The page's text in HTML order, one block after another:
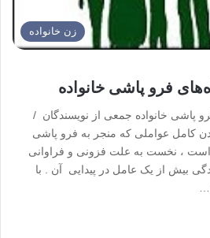
زن خانواده
فرو پاشی خانواده
پاشی خانواده جمعی از نویسندگان /
کامل عواملی که منجر به فرو پاشی
، نخست به علت فزونی و فراوانی
بیش از یک عامل در پیدایی آن . با